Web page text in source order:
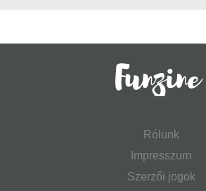
Rólunk
Impresszum
Szerzői jogok